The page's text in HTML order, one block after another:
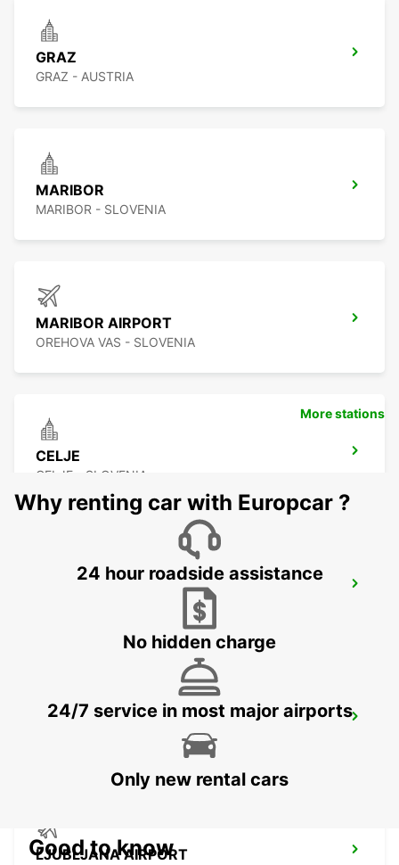
GRAZ
GRAZ - AUSTRIA
MARIBOR
MARIBOR - SLOVENIA
MARIBOR AIRPORT
OREHOVA VAS - SLOVENIA
CELJE
CELJE - SLOVENIA
KLAGENFURT AIRPORT
ZALAEGERSZEG
ZALAEGERSZEG - HUNGARY
LJUBLJANA AIRPORT
More stations
Why renting car with Europcar ?
24 hour roadside assistance
No hidden charge
24/7 service in most major airports
Only new rental cars
Good to know